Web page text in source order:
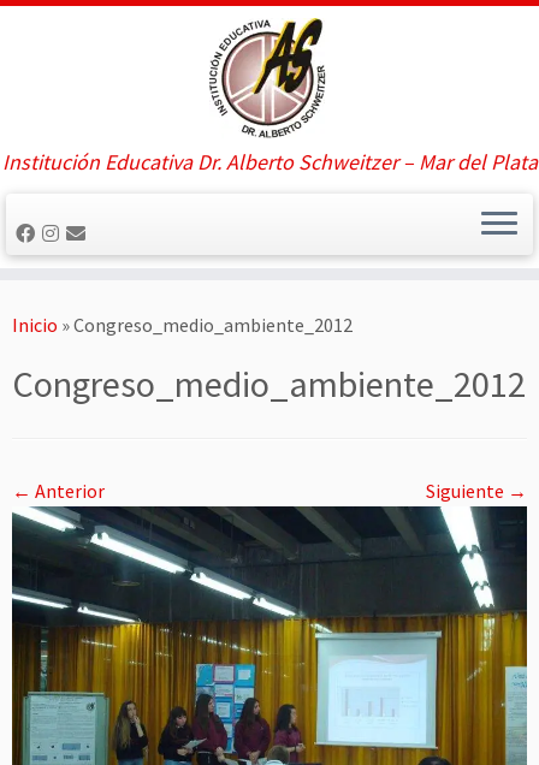
Saltar
Institución Educativa Dr. Alberto Schweitzer – Mar del Plata
Inicio »Congreso_medio_ambiente_2012
Congreso_medio_ambiente_2012
← Anterior Siguiente →